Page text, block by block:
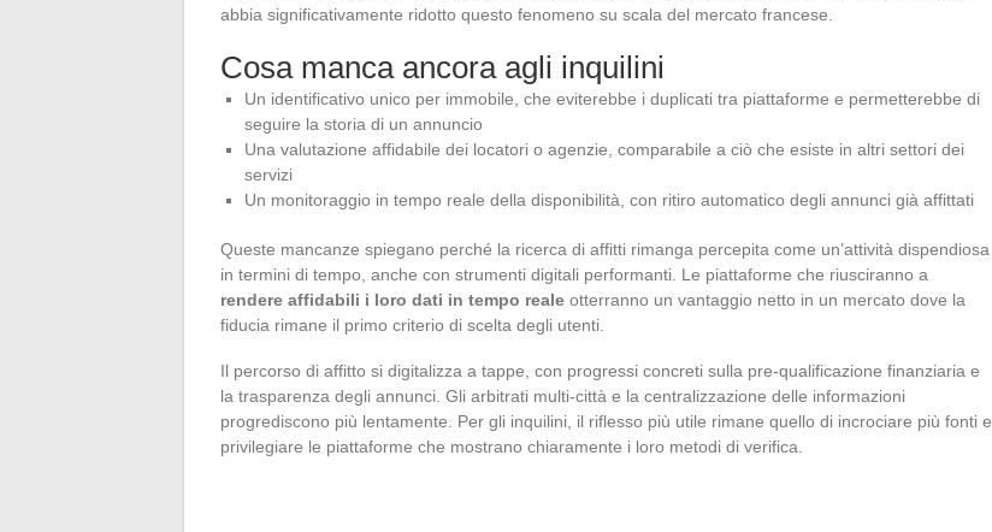
abbia significativamente ridotto questo fenomeno su scala del mercato francese.
Cosa manca ancora agli inquilini
Un identificativo unico per immobile, che eviterebbe i duplicati tra piattaforme e permetterebbe di
seguire la storia di un annuncio
Una valutazione affidabile dei locatori o agenzie, comparabile a ciò che esiste in altri settori dei
servizi
Un monitoraggio in tempo reale della disponibilità, con ritiro automatico degli annunci già affittati
Queste mancanze spiegano perché la ricerca di affitti rimanga percepita come un’attività dispendiosa
in termini di tempo, anche con strumenti digitali performanti. Le piattaforme che riusciranno a
rendere affidabili i loro dati in tempo reale otterranno un vantaggio netto in un mercato dove la
fiducia rimane il primo criterio di scelta degli utenti.
Il percorso di affitto si digitalizza a tappe, con progressi concreti sulla pre-qualificazione finanziaria e
la trasparenza degli annunci. Gli arbitrati multi-città e la centralizzazione delle informazioni
progrediscono più lentamente. Per gli inquilini, il riflesso più utile rimane quello di incrociare più fonti e
privilegiare le piattaforme che mostrano chiaramente i loro metodi di verifica.